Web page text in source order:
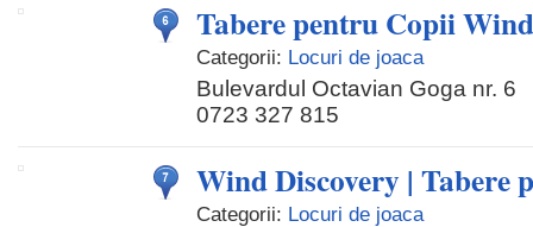
Tabere pentru Copii
Categorii: Locuri de joaca
Bulevardul Octavian Goga nr. 6
0723 327 815
Wind Discovery | Tabere
Categorii: Locuri de joaca